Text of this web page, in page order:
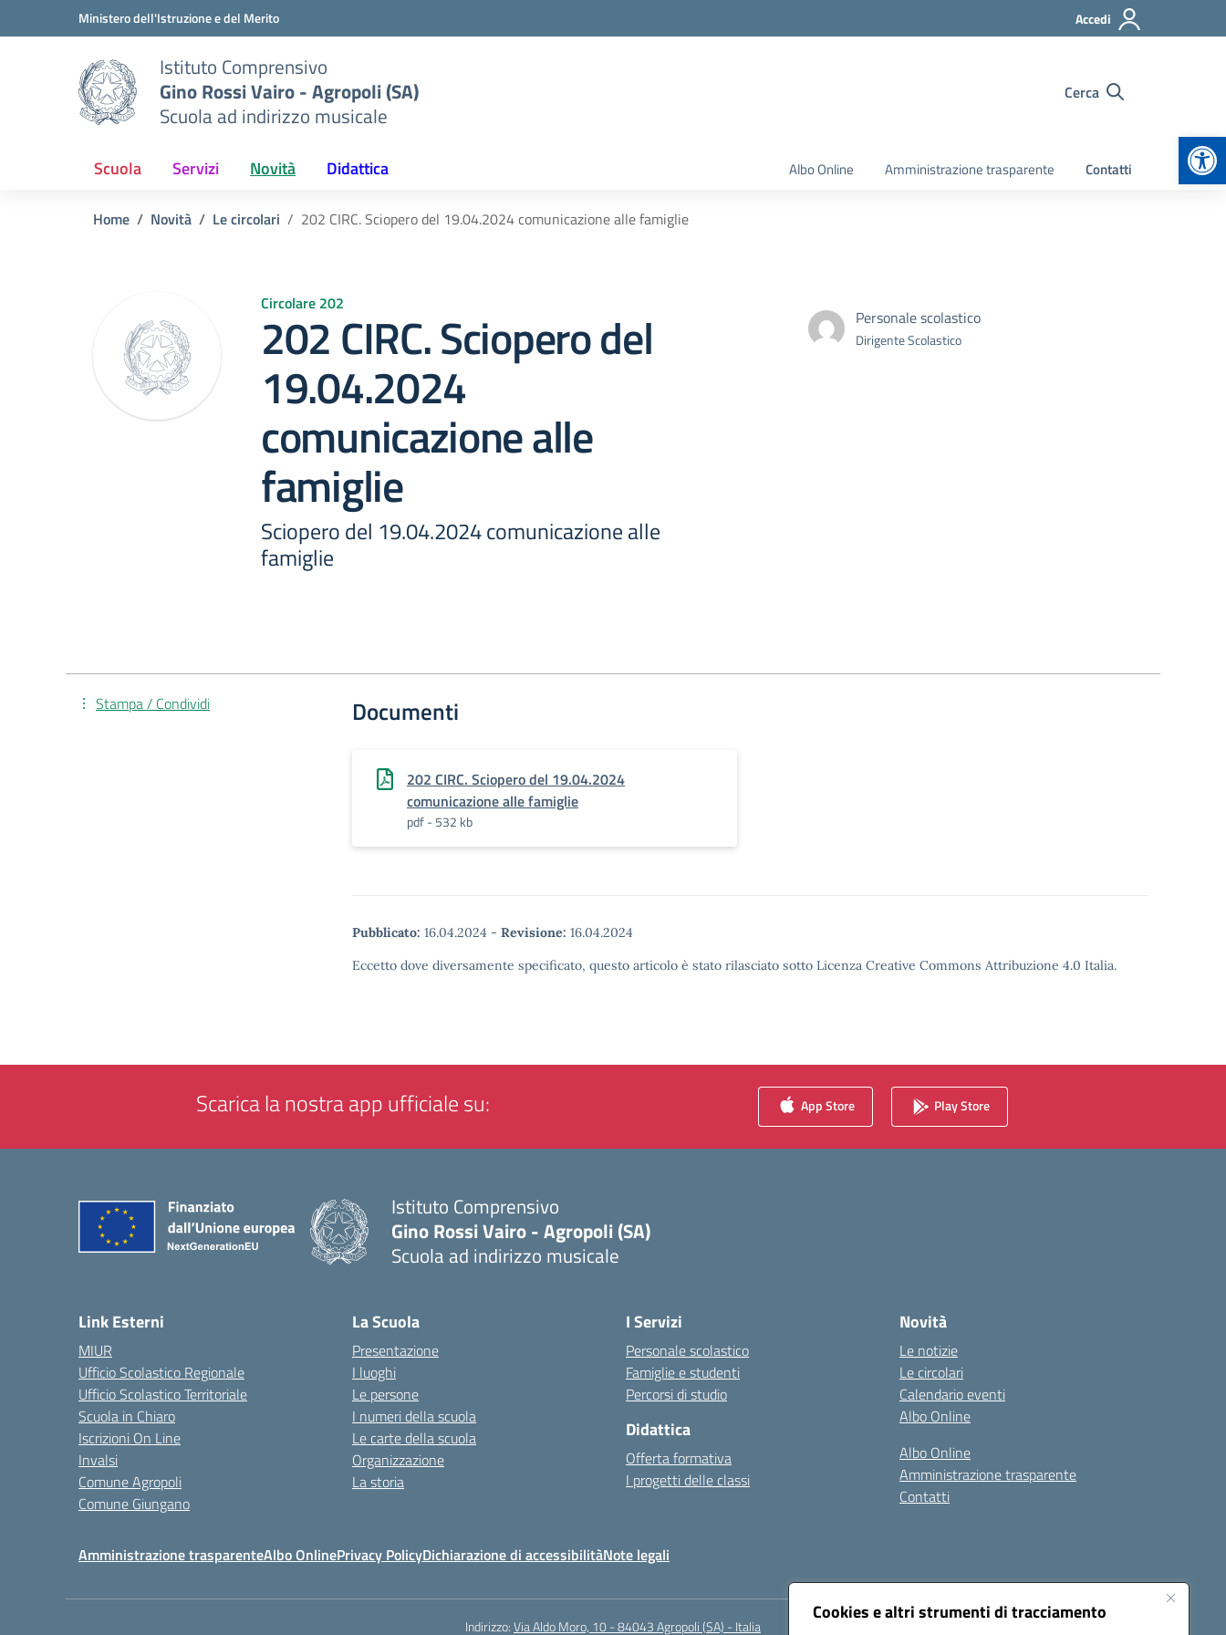
Cookies e altri strumenti di tracciamento
Vai ai contenuti
Vai al menu di navigazioneMinistero dell'Istruzione e del Merito Accedi
Istituto Comprensivo
Gino Rossi Vairo - Agropoli (SA)
Scuola ad indirizzo musicale
Cerca
Scuola Servizi Novità Didattica Albo Online Amministrazione trasparente Contatti
Home Novità Le circolari 202 CIRC. Sciopero del 19.04.2024 comunicazione alle famiglie
Circolare 202
202 CIRC. Sciopero del
19.04.2024
comunicazione alle
famiglie
Sciopero del 19.04.2024 comunicazione alle
famiglie
Personale scolastico
Dirigente Scolastico
Documenti
202 CIRC. Sciopero del 19.04.2024
comunicazione alle famiglie
pdf - 532 kb
Pubblicato: 16.04.2024 - Revisione: 16.04.2024
Eccetto dove diversamente specificato, questo articolo è stato rilasciato sotto Licenza Creative Commons Attribuzione 4.0 Italia.
Stampa / Condividi
Scarica la nostra app ufficiale su: App Store Play Store
Istituto Comprensivo
Gino Rossi Vairo - Agropoli (SA)
Scuola ad indirizzo musicale
Link Esterni
MIUR
Ufficio Scolastico Regionale
Ufficio Scolastico Territoriale
Scuola in Chiaro
Iscrizioni On Line
Invalsi
Comune Agropoli
Comune Giungano
La Scuola
Presentazione
I luoghi
Le persone
I numeri della scuola
Le carte della scuola
Organizzazione
La storia
I Servizi
Personale scolastico
Famiglie e studenti
Percorsi di studio
Didattica
Offerta formativa
I progetti delle classi
Novità
Le notizie
Le circolari
Calendario eventi
Albo Online
Albo Online
Amministrazione trasparente
Contatti
Amministrazione trasparenteAlbo OnlinePrivacy PolicyDichiarazione di accessibilitàNote legali
Indirizzo:Via Aldo Moro, 10 - 84043 Agropoli (SA) - Italia